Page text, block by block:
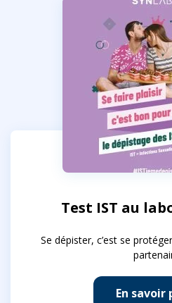
Test IST au
Se dépister, c’est se
En savoir